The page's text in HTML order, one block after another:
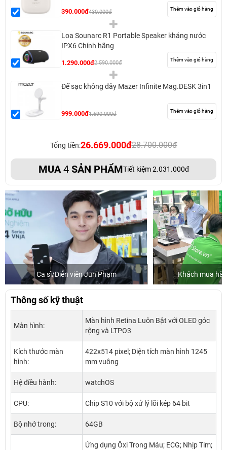
390.000đ430.000đ Thêm vào giỏ hàng
Loa Sounarc R1 Portable Speaker kháng nước
IPX6 Chính hãng
1.290.000đ2.590.000đ Thêm vào giỏ hàng
Đế sạc không dây Mazer Infinite Mag.DESK 3in1
999.000đ1.690.000đ Thêm vào giỏ hàng
Tổng tiền:26.669.000đ28.700.000đ
MUA 4SẢN PHẨMTiết kiệm 2.031.000đ
Ca sĩ/Diễn viên Jun Phạm Khách mua
Thông số kỹ thuật
Màn hình:
Màn hình Retina Luôn Bật với OLED góc
rộng và LTPO3
Kích thước màn
hình:
422x514 pixel; Diện tích màn hình 1245
mm vuông
Hệ điều hành: watchOS
CPU: Chip S10 với bộ xử lý lõi kép 64 bit
Bộ nhớ trong: 64GB
Ứng dụng Ôxi Trong Máu; ECG; Nhịp Tim;